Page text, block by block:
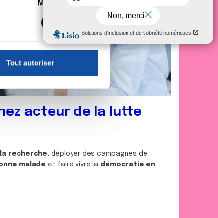
reportez-vous à lasection «
sur les cookies.
informations que
Marketing
Tout autoriser
acteur de la lutte
recherche, déployer des campagnes de
malade et faire vivre la démocratie en